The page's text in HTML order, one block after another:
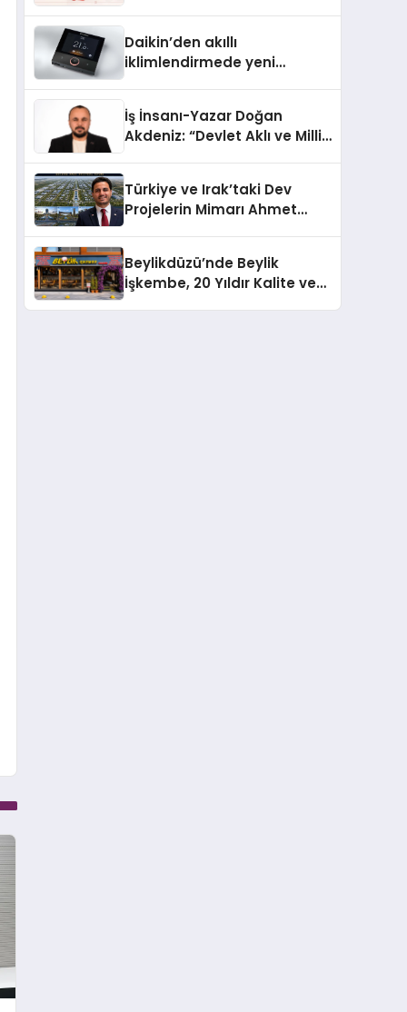
Daikin’den akıllı
iklimlendirmede yeni
İş İnsanı-Yazar Doğan
Akdeniz: “Devlet Aklı ve Milli
Türkiye ve Irak’taki Dev
Projelerin Mimarı Ahmet
Holding Industrial City”
Projesini Hayata Geçirecek
Beylikdüzü’nde Beylik
İşkembe, 20 Yıldır Kalite ve